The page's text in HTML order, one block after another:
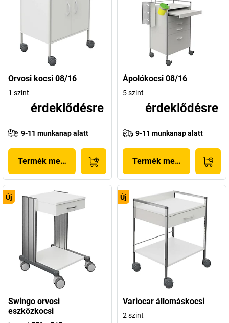
Orvosi kocsi 08/16
1 szint
érdeklődésre
9-11 munkanap alatt
Termék megjelenítése
Ápolókocsi 08/16
5 szint
érdeklődésre
9-11 munkanap alatt
Termék megjelenítése
Új
Swingo orvosi
eszközkocsi
Új
Variocar állomáskocsi
2 szint